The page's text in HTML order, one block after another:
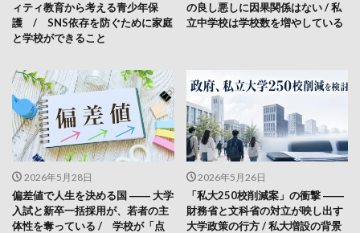
ィティ教育から考える青少年保
護 / SNS依存を防ぐために家庭
と学校ができること
の良し悪しに因果関係はない / 私
立中学校は学校数を増やしている
2026年5月28日
偏差値で人生を決める国 ―― 大学
入試と新卒一括採用が、若者の主
体性を奪っている / 学校が「点
2026年5月26日
「私大250校削減案」の衝撃 ――
財務省と文科省の対立が映し出す
大学政策の行方 / 私大増設の背景